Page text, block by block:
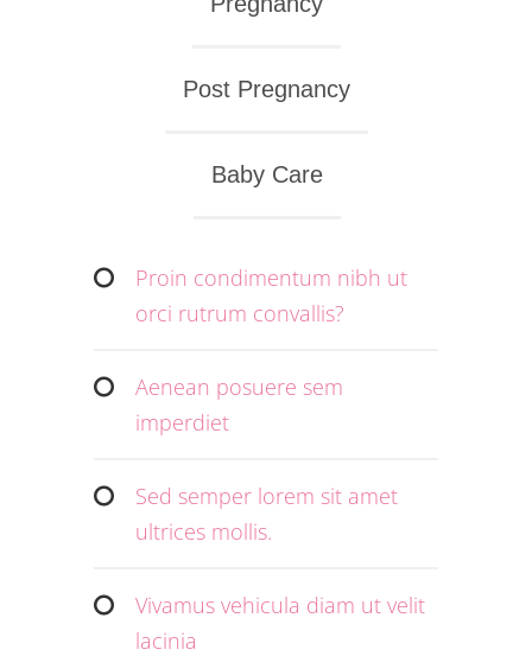
Post Pregnancy
Baby Care
Proin condimentum nibh ut
orci rutrum convallis?
Aenean posuere sem
imperdiet
Sed semper lorem sit amet
ultrices mollis.
Vivamus vehicula diam ut velit
lacinia